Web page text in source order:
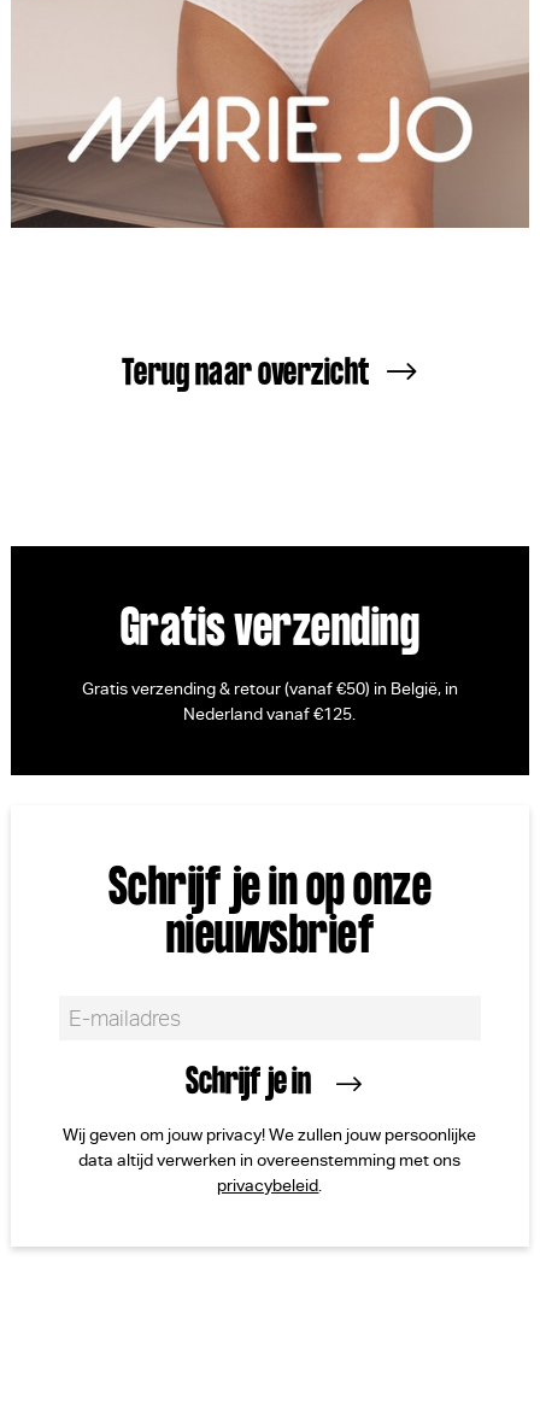
Terug naar overzicht
Gratis verzending
Gratis verzending & retour (vanaf €50) in België, in
Nederland vanaf €125.
Schrijf je in op onze
nieuwsbrief
Wij geven om jouw privacy! We zullen jouw persoonlijke
data altijd verwerken in overeenstemming met ons
privacybeleid.